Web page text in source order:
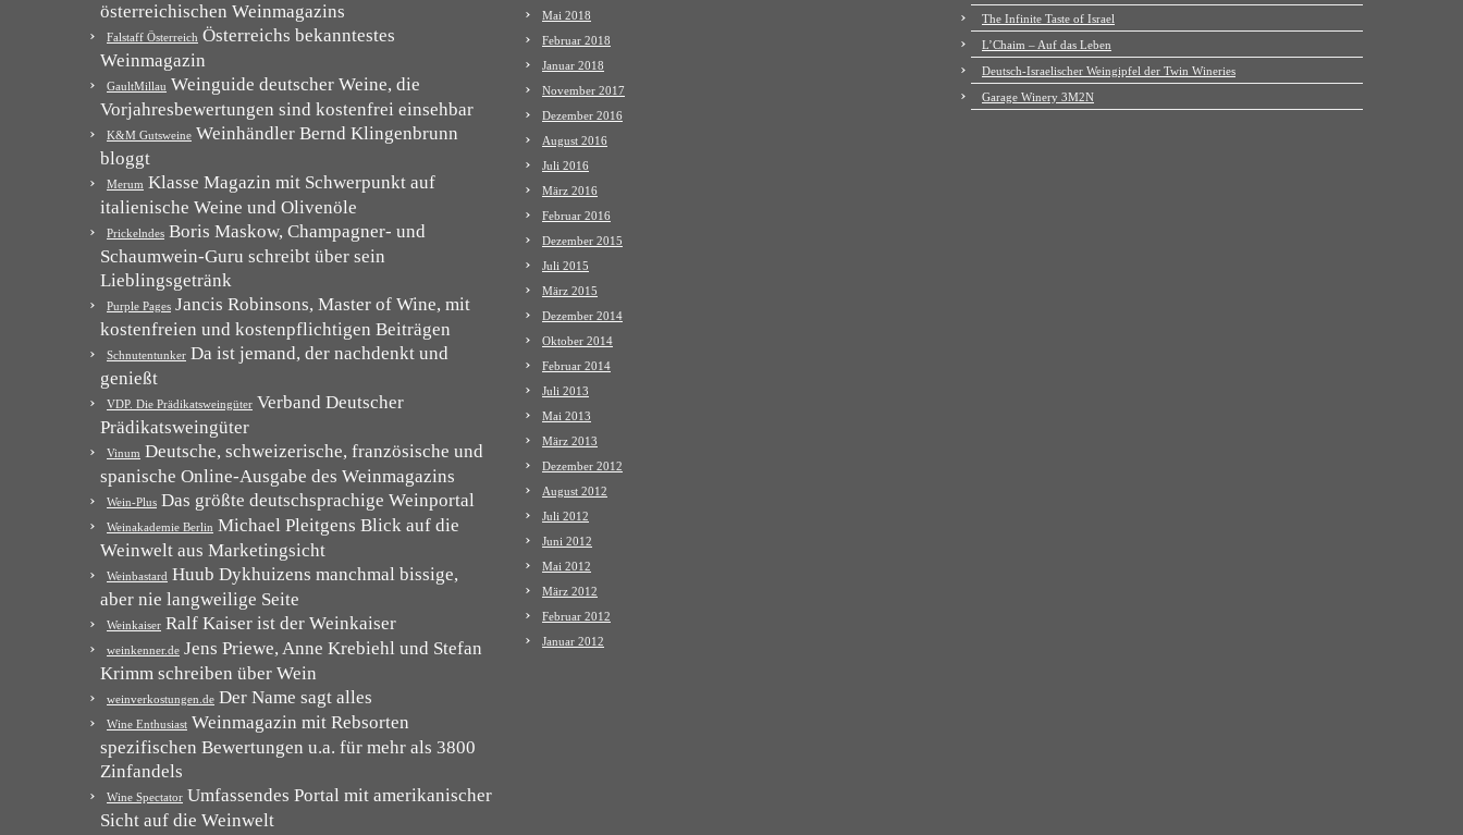
österreichischen Weinmagazins
Falstaff Österreich Österreichs bekanntestes
Weinmagazin
GaultMillau Weinguide deutscher Weine, die
Vorjahresbewertungen sind kostenfrei einsehbar
K&M Gutsweine Weinhändler Bernd Klingenbrunn
bloggt
Merum Klasse Magazin mit Schwerpunkt auf
italienische Weine und Olivenöle
Prickelndes Boris Maskow, Champagner- und
Schaumwein-Guru schreibt über sein
Lieblingsgetränk
Purple Pages Jancis Robinsons, Master of Wine, mit
kostenfreien und kostenpflichtigen Beiträgen
Schnutentunker Da ist jemand, der nachdenkt und
genießt
VDP. Die Prädikatsweingüter Verband Deutscher
Prädikatsweingüter
Vinum Deutsche, schweizerische, französische und
spanische Online-Ausgabe des Weinmagazins
Wein-Plus Das größte deutschsprachige Weinportal
Weinakademie Berlin Michael Pleitgens Blick auf die
Weinwelt aus Marketingsicht
Weinbastard Huub Dykhuizens manchmal bissige,
aber nie langweilige Seite
Weinkaiser Ralf Kaiser ist der Weinkaiser
weinkenner.de Jens Priewe, Anne Krebiehl und Stefan
Krimm schreiben über Wein
weinverkostungen.de Der Name sagt alles
Wine Enthusiast Weinmagazin mit Rebsorten
spezifischen Bewertungen u.a. für mehr als 3800
Zinfandels
Wine Spectator Umfassendes Portal mit amerikanischer
Sicht auf die Weinwelt
Mai 2018
Februar 2018
Januar 2018
November 2017
Dezember 2016
August 2016
Juli 2016
März 2016
Februar 2016
Dezember 2015
Juli 2015
März 2015
Dezember 2014
Oktober 2014
Februar 2014
Juli 2013
Mai 2013
März 2013
Dezember 2012
August 2012
Juli 2012
Juni 2012
Mai 2012
März 2012
Februar 2012
Januar 2012
The Infinite Taste of Israel
L’Chaim – Auf das Leben
Deutsch-Israelischer Weingipfel der Twin Wineries
Garage Winery 3M2N